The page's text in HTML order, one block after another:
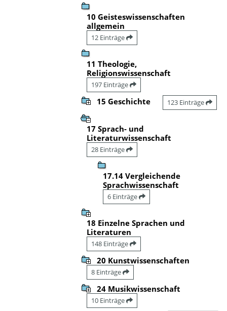
10 Geisteswissenschaften
allgemein
12 Einträge
11 Theologie,
Religionswissenschaft
197 Einträge
15 Geschichte 123 Einträge
17 Sprach- und
Literaturwissenschaft
28 Einträge
17.14 Vergleichende
Sprachwissenschaft
6 Einträge
18 Einzelne Sprachen und
Literaturen
148 Einträge
20 Kunstwissenschaften
8 Einträge
24 Musikwissenschaft
10 Einträge